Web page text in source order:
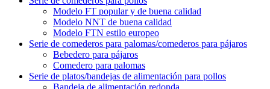
Modelo FT popular y de buena calidad
Modelo NNT de buena calidad
Modelo FTN estilo europeo
Serie de comederos para palomas/comederos para pájaros
Bebedero para pájaros
Comedero para palomas
Serie de platos/bandejas de alimentación para pollos
Bandeja de alimentación redonda